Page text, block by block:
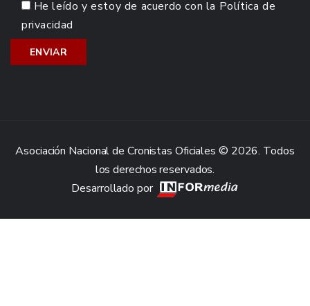
He leído y estoy de acuerdo con la Política de
privacidad
Asociación Nacional de Cronistas Oficiales © 2026. Todos
los derechos reservados.
Desarrollado por